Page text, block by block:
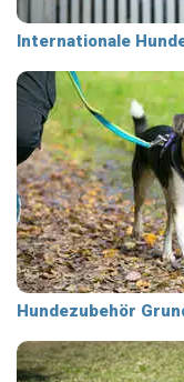
Internationale
Hundezubehör